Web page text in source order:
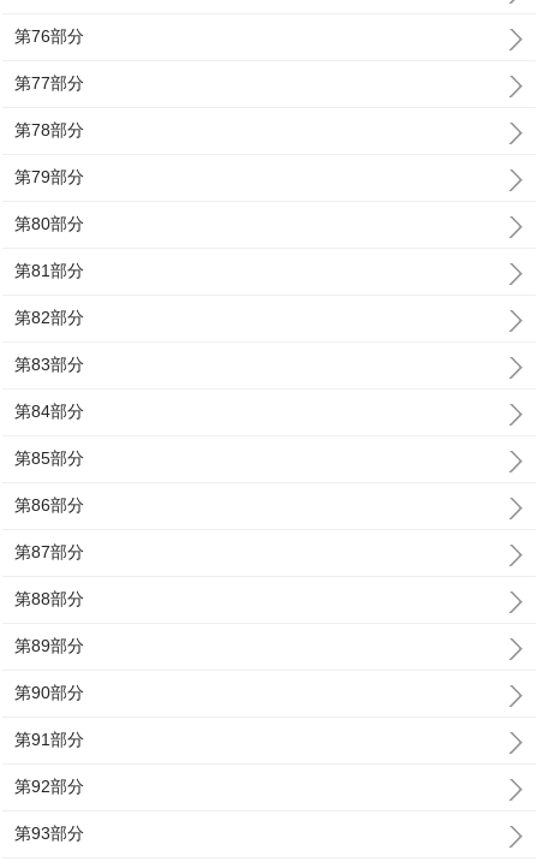
第76部分
第77部分
第78部分
第79部分
第80部分
第81部分
第82部分
第83部分
第84部分
第85部分
第86部分
第87部分
第88部分
第89部分
第90部分
第91部分
第92部分
第93部分